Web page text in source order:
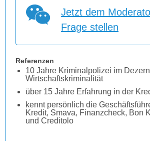
Jetzt dem
Frage stellen
Referenzen
10 Jahre Kriminalpolizei im
Wirtschaftskriminalität
über 15 Jahre Erfahrung in der
kennt persönlich die
Kredit, Smava, Finanzcheck, Bon
und Creditolo